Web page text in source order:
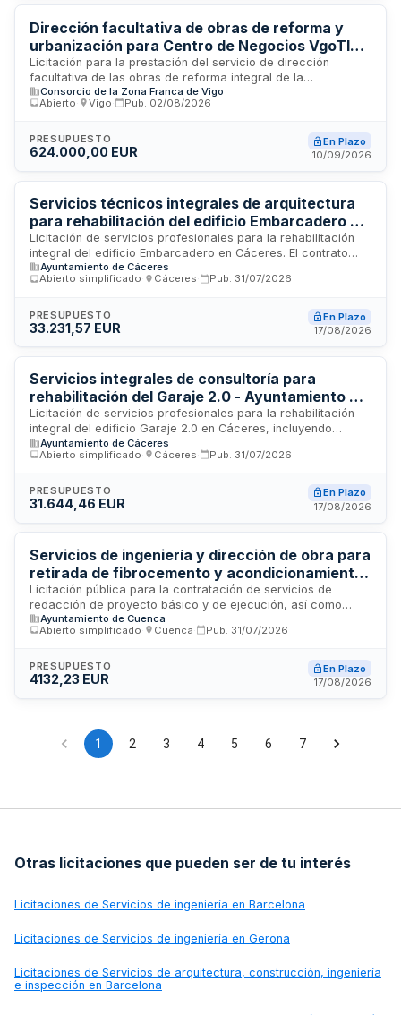
medioambiental, con financiación del Ministerio de Política
Territorial y Memoria Democrática.
Dirección facultativa de obras de reforma y
urbanización para Centro de Negocios VgoTIC
Global HUB en Vigo
Licitación para la prestación del servicio de dirección
facultativa de las obras de reforma integral de la
urbanización y tres edificios de un conjunto residencial
situado entre las calles López Mora y Tomás A. Alonso en
ejecución de los trabajos, coordinación con equipos de
control y seguridad, y gestión de la documentación final para
HUB. La duración estimada es de veintiséis meses,
incluyendo la fase de cierre y liquidación de obras.
Consorcio de la Zona Franca de Vigo
Abierto
Vigo Pub. 02/08/2026
PRESUPUESTO
624.000,00 EUR
En Plazo
10/09/2026
Servicios técnicos integrales de arquitectura
para rehabilitación del edificio Embarcadero en
Cáceres
Licitación de servicios profesionales para la rehabilitación
integral del edificio Embarcadero en Cáceres. El contrato
incluye levantamiento de planos, estudios patológico y de
eficiencia energética, elaboración de proyecto técnico,
salud, y elaboración del libro del edificio. Los trabajos se
enmarcan dentro del Plan de Actuación Integrado del
Desarrollo Regional para el período 2021-2027.
Ayuntamiento de Cáceres
Abierto simplificado
Cáceres Pub. 31/07/2026
PRESUPUESTO
33.231,57 EUR
En Plazo
17/08/2026
Servicios integrales de consultoría para
rehabilitación del Garaje 2.0 - Ayuntamiento de
Cáceres
Licitación de servicios profesionales para la rehabilitación
integral del edificio Garaje 2.0 en Cáceres, incluyendo
levantamiento de planos, diagnóstico patológico, análisis de
eficiencia energética, redacción de proyecto de
elaboración del libro del edificio y coordinación de
seguridad y salud en fase de ejecución. El contrato se
financiado por fondos europeos FEDER.
Ayuntamiento de Cáceres
Abierto simplificado
Cáceres Pub. 31/07/2026
PRESUPUESTO
31.644,46 EUR
En Plazo
17/08/2026
Servicios de ingeniería y dirección de obra para
retirada de fibrocemento y acondicionamiento
de almacén en edificio municipal de Cuenca
Licitación pública para la contratación de servicios de
redacción de proyecto básico y de ejecución, así como
dirección de obra para la retirada de elementos de
fibrocemento y el acondicionamiento de un espacio
obra se realiza en un inmueble del Ayuntamiento de Cuenca
destinado a centro de alojamiento de urgencia. Los trabajos
Ayuntamiento de Cuenca
Abierto simplificado
Cuenca Pub. 31/07/2026
PRESUPUESTO
4132,23 EUR
En Plazo
17/08/2026
1 2 3 4 5 6 7
Otras licitaciones que pueden ser de tu interés
Licitaciones de Servicios de ingeniería en Barcelona
Licitaciones de Servicios de ingeniería en Gerona
Licitaciones de Servicios de arquitectura, construcción, ingeniería
e inspección en Barcelona